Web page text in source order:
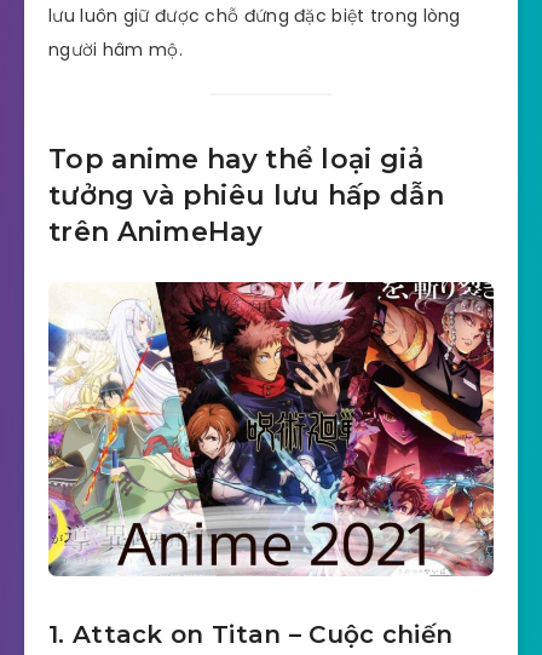
lưu luôn giữ được chỗ đứng đặc biệt trong lòng
người hâm mộ.
Top anime hay thể loại giả
tưởng và phiêu lưu hấp dẫn
trên AnimeHay
1. Attack on Titan – Cuộc chiến